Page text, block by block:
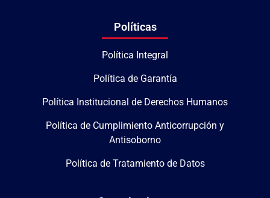
Políticas
Política Integral
Política de Garantía
Política Institucional de Derechos Humanos
Política de Cumplimiento Anticorrupción y
Antisoborno
Política de Tratamiento de Datos